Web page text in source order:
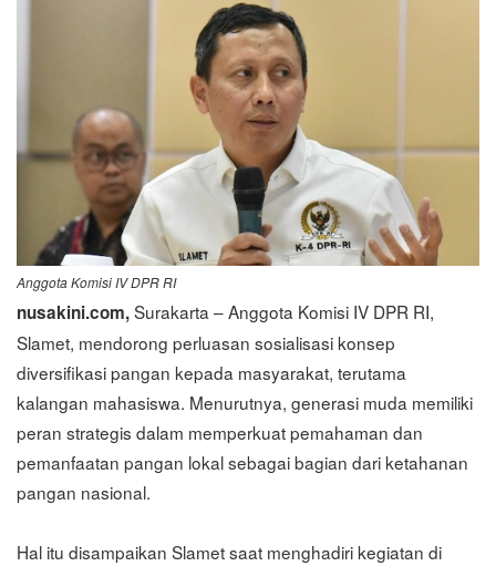
Anggota Komisi IV DPR RI
nusakini.com,Surakarta – Anggota Komisi IV DPR RI,
Slamet, mendorong perluasan sosialisasi konsep
diversifikasi pangan kepada masyarakat, terutama
kalangan mahasiswa. Menurutnya, generasi muda memiliki
peran strategis dalam memperkuat pemahaman dan
pemanfaatan pangan lokal sebagai bagian dari ketahanan
pangan nasional.
Hal itu disampaikan Slamet saat menghadiri kegiatan di